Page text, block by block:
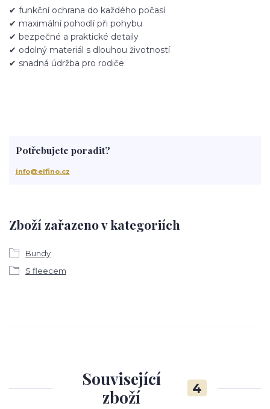
✔ funkční ochrana do každého počasí
✔ maximální pohodlí při pohybu
✔ bezpečné a praktické detaily
✔ odolný materiál s dlouhou životností
✔ snadná údržba pro rodiče
Zboží zařazeno v kategoriích
Bundy
S fleecem
Potřebujete poradit?
info@elfino.cz
Související
zboží
4